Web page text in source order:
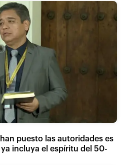
puesto las autoridades es
incluya el espíritu del 50-